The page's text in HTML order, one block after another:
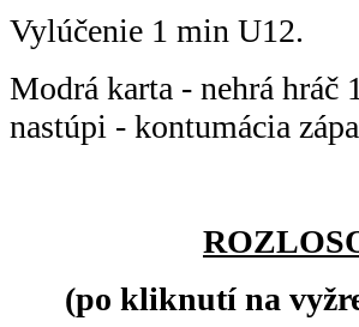
Vylúčenie 1 min U12.
Modrá karta - nehrá hráč
nastúpi - kontumácia
(po kliknutí na